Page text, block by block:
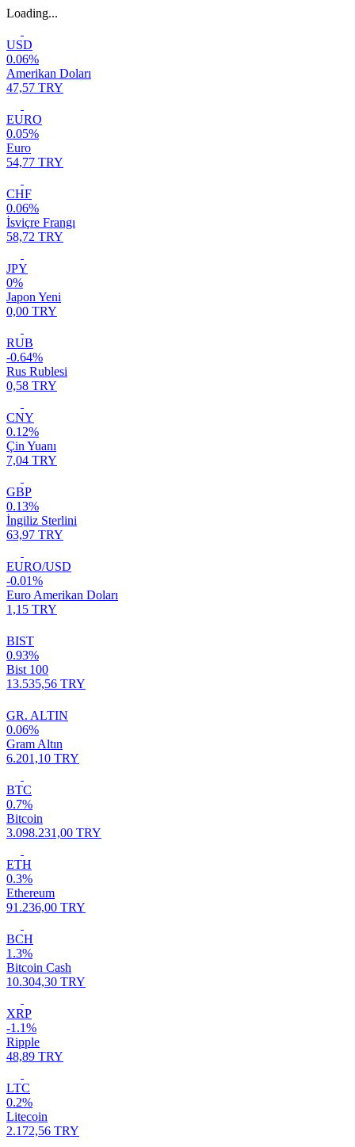
Loading...
USD
0.06%
Amerikan Doları
47,57 TRY
EURO
0.05%
Euro
54,77 TRY
CHF
0.06%
İsviçre Frangı
58,72 TRY
JPY
0%
Japon Yeni
0,00 TRY
RUB
-0.64%
Rus Rublesi
0,58 TRY
CNY
0.12%
Çin Yuanı
7,04 TRY
GBP
0.13%
İngiliz Sterlini
63,97 TRY
EURO/USD
-0.01%
Euro Amerikan Doları
1,15 TRY
BIST
0.93%
Bist 100
13.535,56 TRY
GR. ALTIN
0.06%
Gram Altın
6.201,10 TRY
BTC
0.7%
Bitcoin
3.098.231,00 TRY
ETH
0.3%
Ethereum
91.236,00 TRY
BCH
1.3%
Bitcoin Cash
10.304,30 TRY
XRP
-1.1%
Ripple
48,89 TRY
LTC
0.2%
Litecoin
2.172,56 TRY